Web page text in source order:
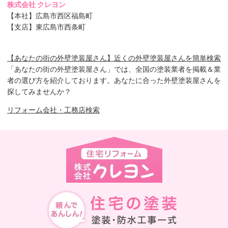
株式会社 クレヨン
【本社】広島市西区福島町
【支店】東広島市西条町
【あなたの街の外壁塗装屋さん】近くの外壁塗装屋さんを簡単検索
「あなたの街の外壁塗装屋さん」では、全国の塗装業者を掲載＆業
者の選び方を紹介しております。あなたに合った外壁塗装屋さんを
探してみませんか？
リフォーム会社・工務店検索